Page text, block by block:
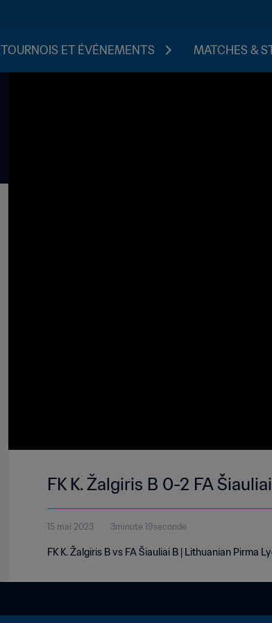
TOURNOIS ET ÉVÉNEMENTS MATCHES &
FK K. Žalgiris B 0-2 FA
15 mai 2023 3minute 19seconde
FK K. Žalgiris B vs FA Šiauliai B | Lithuanian Pirma